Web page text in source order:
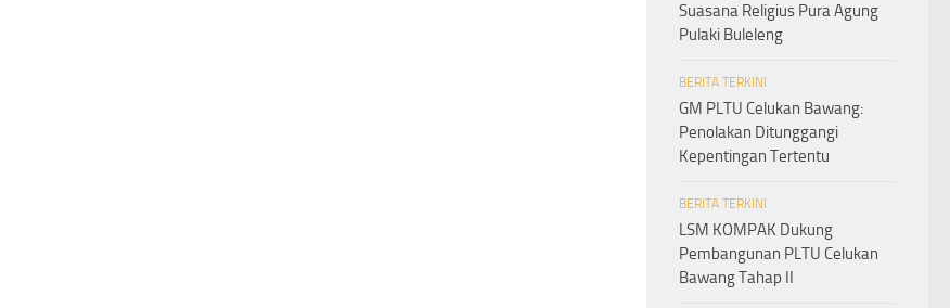
Suasana Religius Pura Agung
Pulaki Buleleng
BERITA TERKINI
GM PLTU Celukan Bawang:
Penolakan Ditunggangi
Kepentingan Tertentu
BERITA TERKINI
LSM KOMPAK Dukung
Pembangunan PLTU Celukan
Bawang Tahap II